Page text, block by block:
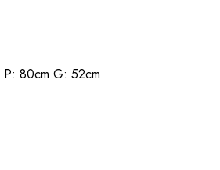
P: 80cm G: 52cm